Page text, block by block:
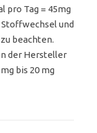
pro Tag = 45mg
und
beachten.
der Hersteller
bis 20 mg